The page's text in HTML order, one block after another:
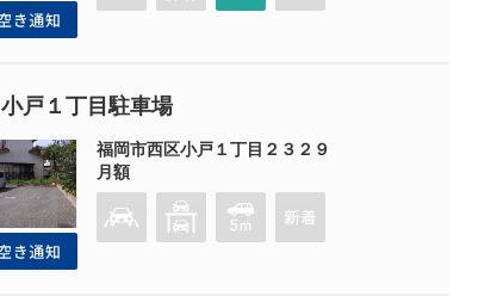
小戸１丁目駐車場
福岡市西区小戸１丁目２３２９
月額